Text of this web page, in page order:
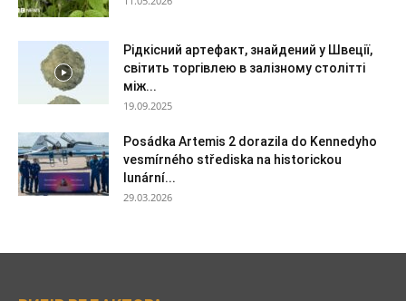
Рідкісний артефакт, знайдений у Швеції,
світить торгівлею в залізному столітті
між...
19.09.2025
Posádka Artemis 2 dorazila do Kennedyho
vesmírného střediska na historickou
lunární...
29.03.2026